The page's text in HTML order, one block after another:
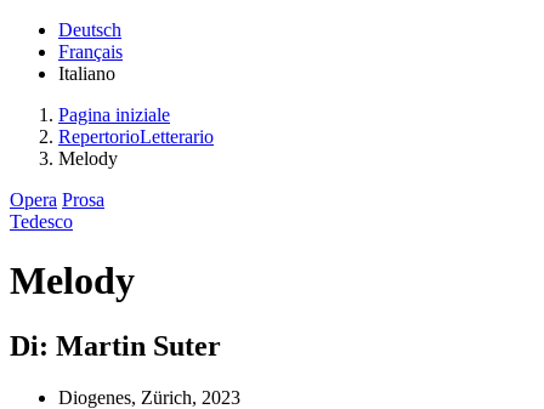
Deutsch
Français
Italiano
Pagina iniziale
RepertorioLetterario
Melody
Opera Prosa
Tedesco
Melody
Di: Martin Suter
Diogenes, Zürich, 2023